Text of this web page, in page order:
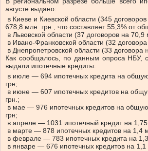
августе выдано:
в Киеве и Киевской области (345
678,8 млн. грн., что составляет 55,3% от
в Львовской области (37 договоров на 70,9
в Ивано-Франковской области (32
в Днепропетровской области (33 договора
Как сообщалось, по данным опроса НБУ,
выдали ипотечные кредиты:
в июле — 694 ипотечных кредита на
грн;
в июне — 607 ипотечных кредитов на
грн.;
в мае — 976 ипотечных кредитов на
грн;
в апреле — 1031 ипотечный кредит на
в марте — 878 ипотечных кредитов на 1,4
в феврале — 783 ипотечных кредита на
в январе — 676 ипотечных кредитов на 1,1